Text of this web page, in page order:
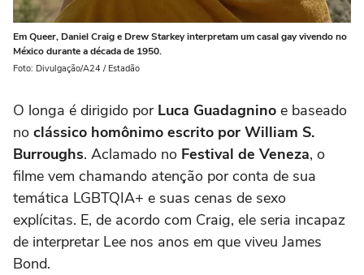
Em Queer, Daniel Craig e Drew Starkey interpretam um casal gay vivendo no
México durante a década de 1950.
Foto: Divulgação/A24 / Estadão
O longa é dirigido por Luca Guadagnino e baseado
no clássico homônimo escrito por William S.
Burroughs. Aclamado no Festival de Veneza, o
filme vem chamando atenção por conta de sua
temática LGBTQIA+ e suas cenas de sexo
explícitas. E, de acordo com Craig, ele seria incapaz
de interpretar Lee nos anos em que viveu James
Bond.